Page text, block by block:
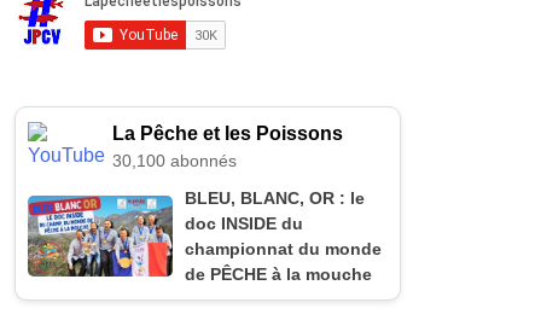
La Pêche et les Poissons
30,100 abonnés
BLEU, BLANC, OR : le
doc INSIDE du
championnat du monde
de PÊCHE à la mouche